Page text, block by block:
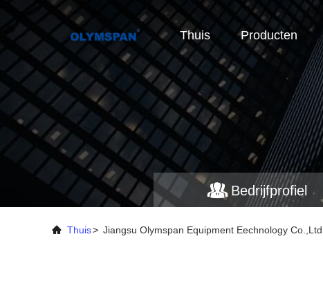
Thuis Producten
Bedrijfprofiel
Thuis> Jiangsu Olymspan Equipment Eechnology